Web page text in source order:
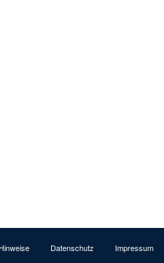
Hinweise Datenschutz Impressum